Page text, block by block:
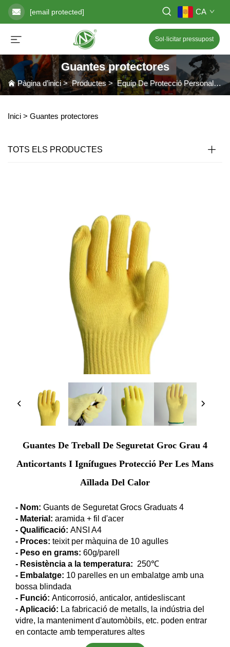
[email protected] CA
Sol·licitar pressupost
Guantes protectores
Pàgina d’inici>Productes> Equip De Protecció Personal>
Inici > Guantes protectores
TOTS ELS PRODUCTES
Guantes De Treball De Seguretat Groc Grau 4
Anticortants I Ignífugues Protecció Per Les Mans
Aïllada Del Calor
- Nom: Guants de Seguretat Grocs Graduats 4
- Material: aramida + fil d'acer
- Qualificació: ANSI A4
- Proces: teixit per màquina de 10 agulles
- Peso en grams: 60g/parell
- Resistència a la temperatura: 250℃
- Embalatge: 10 parelles en un embalatge amb una
bossa blindada
- Funció: Anticorrosió, anticalor, antidesliscant
- Aplicació: La fabricació de metalls, la indústria del
vidre, la manteniment d'automòbils, etc. poden entrar
en contacte amb temperatures altes